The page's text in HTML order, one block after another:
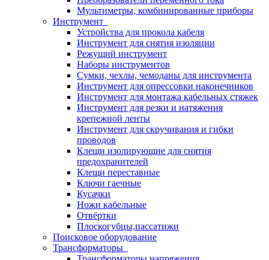
Мультиметры, комбинированные приборы
Инструмент
Устройства для прокола кабеля
Инструмент для снятия изоляции
Режущий инструмент
Наборы инструментов
Сумки, чехлы, чемоданы для инструмента
Инструмент для опрессовки наконечников
Инструмент для монтажа кабельных стяжек
Инструмент для резки и натяжения
крепежной ленты
Инструмент для скручивания и гибки
проводов
Клещи изолирующие для снятия
предохранителей
Клещи переставные
Ключи гаечные
Кусачки
Ножи кабельные
Отвёртки
Плоскогубцы,пассатижи
Поисковое оборудование
Трансформаторы